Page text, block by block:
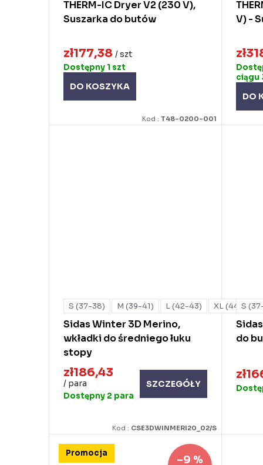
THERM-IC Dryer V2 (230 V),
Suszarka do butów
zł177,38 / szt
Dostępny 1 szt
DO KOSZYKA
Kod :T48-0200-001
V) -
ciągu
DO
S (37-38) M (39-41) L (42-43) XL (44-45)
Sidas Winter 3D Merino,
wkładki do średniego łuku
stopy
zł186,43
/ para
Dostępny 2 para
SZCZEGÓŁY
Kod : CSE3DWINMERI20_02/S
S
do
Promocja –9 %